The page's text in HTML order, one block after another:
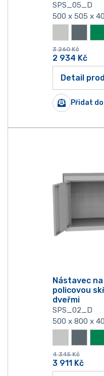
SPS_05_D
500 x 505 x
3 260 Kč
2 934 Kč
Detail
Přidat
Nástavec
policovou
dveřmi
SPS_02_D
500 x 800 x
4 345 Kč
3 911 Kč